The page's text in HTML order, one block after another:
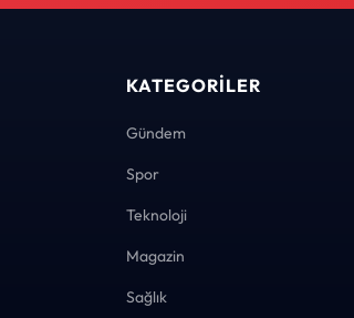
KATEGORILER
Gündem
Spor
Teknoloji
Magazin
Sağlık